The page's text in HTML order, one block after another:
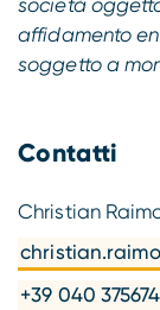
affidamento
soggetto a
Contatti
Christian
+39 040